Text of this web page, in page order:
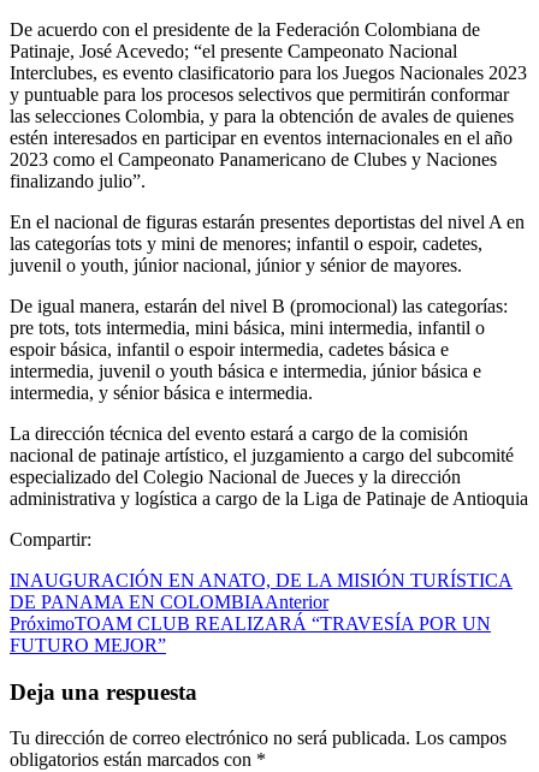
De acuerdo con el presidente de la Federación Colombiana de
Patinaje, José Acevedo; “el presente Campeonato Nacional
Interclubes, es evento clasificatorio para los Juegos Nacionales 2023
y puntuable para los procesos selectivos que permitirán conformar
las selecciones Colombia, y para la obtención de avales de quienes
estén interesados en participar en eventos internacionales en el año
2023 como el Campeonato Panamericano de Clubes y Naciones
finalizando julio”.
En el nacional de figuras estarán presentes deportistas del nivel A en
las categorías tots y mini de menores; infantil o espoir, cadetes,
juvenil o youth, júnior nacional, júnior y sénior de mayores.
De igual manera, estarán del nivel B (promocional) las categorías:
pre tots, tots intermedia, mini básica, mini intermedia, infantil o
espoir básica, infantil o espoir intermedia, cadetes básica e
intermedia, juvenil o youth básica e intermedia, júnior básica e
intermedia, y sénior básica e intermedia.
La dirección técnica del evento estará a cargo de la comisión
nacional de patinaje artístico, el juzgamiento a cargo del subcomité
especializado del Colegio Nacional de Jueces y la dirección
administrativa y logística a cargo de la Liga de Patinaje de Antioquia
Compartir:
INAUGURACIÓN EN ANATO, DE LA MISIÓN TURÍSTICA
DE PANAMA EN COLOMBIAAnterior
PróximoTOAM CLUB REALIZARÁ “TRAVESÍA POR UN
FUTURO MEJOR”
Deja una respuesta
Tu dirección de correo electrónico no será publicada. Los campos
obligatorios están marcados con *